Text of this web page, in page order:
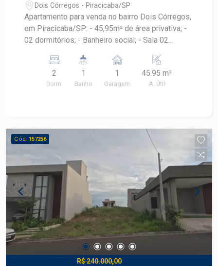
Dois Córregos - Piracicaba/SP
Apartamento para venda no bairro Dois Córregos,
em Piracicaba/SP: - 45,95m² de área privativa; -
02 dormitórios; - Banheiro social; - Sala 02
garagem.
2
Dorm.
1
Banho
1
Garagem
45.95 m²
A. Útil
Cód. 157256
R$ 240.000,00